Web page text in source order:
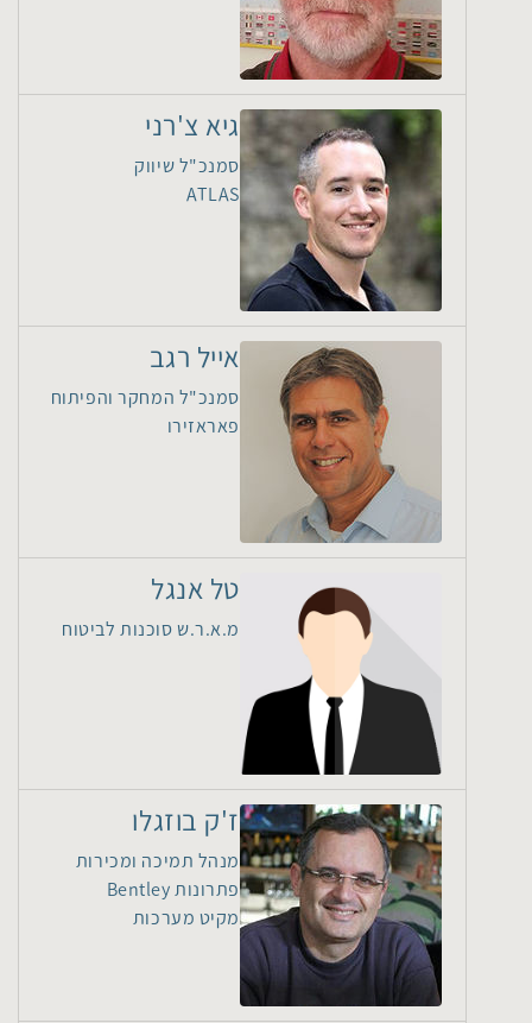
גיא צ'רני
סמנכ"ל שיווק
ATLAS
אייל רגב
סמנכ"ל המחקר והפיתוח
פאראזירו
טל אנגל
מ.א.ר.ש סוכנות לביטוח
ז'ק בוזגלו
מנהל תמיכה ומכירות
פתרונות Bentley
מקיט מערכות